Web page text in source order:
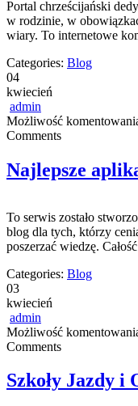
Portal chrześcijański
w rodzinie, w
wiary. To internetowe
Categories: Blog
04
kwiecień
admin
Możliwość
Comments
Najlepsze
To serwis zostało
blog dla tych, którzy
poszerzać wiedzę.
Categories: Blog
03
kwiecień
admin
Możliwość
Comments
Szkoły Jazdy i